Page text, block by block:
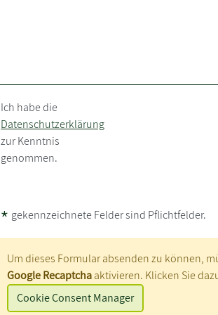
Ich habe die
Datenschutzerklärung
zur Kenntnis
genommen.
* gekennzeichnete Felder sind Pflichtfelder.
Um dieses Formular absenden zu können,
Google Recaptchaaktivieren. Klicken Sie
Cookie Consent Manager